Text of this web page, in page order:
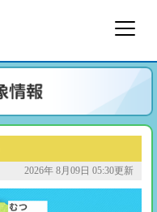
2026年 8月09日 05:30更新